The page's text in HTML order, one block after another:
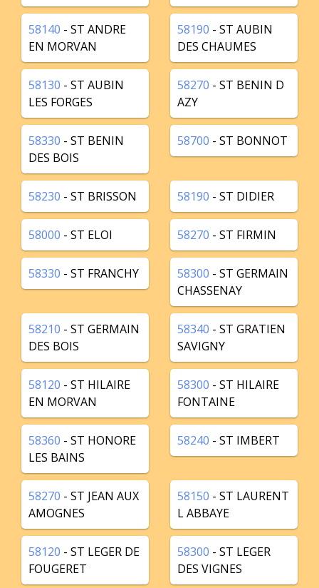
58140 - ST ANDRE
EN MORVAN
58190 - ST AUBIN
DES CHAUMES
58130 - ST AUBIN
LES FORGES
58270 - ST BENIN D
AZY
58330 - ST BENIN
DES BOIS
58700 - ST BONNOT
58230 - ST BRISSON 58190 - ST DIDIER
58000 - ST ELOI 58270 - ST FIRMIN
58330 - ST FRANCHY 58300 - ST GERMAIN
CHASSENAY
58210 - ST GERMAIN
DES BOIS
58340 - ST GRATIEN
SAVIGNY
58120 - ST HILAIRE
EN MORVAN
58300 - ST HILAIRE
FONTAINE
58360 - ST HONORE
LES BAINS
58240 - ST IMBERT
58270 - ST JEAN AUX
AMOGNES
58150 - ST LAURENT
L ABBAYE
58120 - ST LEGER DE
FOUGERET
58300 - ST LEGER
DES VIGNES